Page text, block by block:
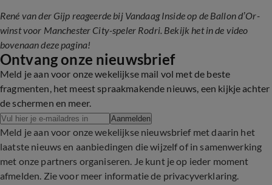
René van der Gijp reageerde bij Vandaag Inside op de Ballon d’Or-
winst voor Manchester City-speler Rodri. Bekijk het in de video
bovenaan deze pagina!
Ontvang onze nieuwsbrief
Meld je aan voor onze wekelijkse mail vol met de beste
fragmenten, het meest spraakmakende nieuws, een kijkje achter
de schermen en meer.
Aanmelden
Meld je aan voor onze wekelijkse nieuwsbrief met daarin het
laatste nieuws en aanbiedingen die wijzelf of in samenwerking
met onze partners organiseren. Je kunt je op ieder moment
afmelden. Zie voor meer informatie de privacyverklaring.